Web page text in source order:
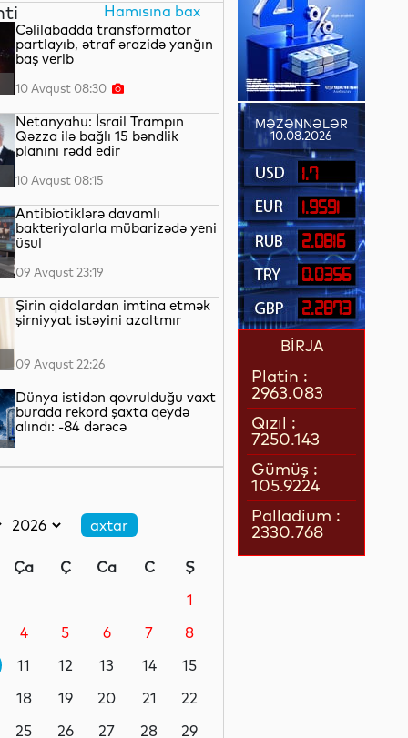
Hamısına bax
Cəlilabadda transformator
partlayıb, ətraf ərazidə yanğın
baş verib
10 Avqust 08:30
Netanyahu: İsrail Trampın
Qəzza ilə bağlı 15 bəndlik
planını rədd edir
10 Avqust 08:15
Antibiotiklərə davamlı
bakteriyalarla mübarizədə yeni
üsul
09 Avqust 23:19
Şirin qidalardan imtina etmək
şirniyyat istəyini azaltmır
09 Avqust 22:26
Dünya istidən qovrulduğu vaxt
burada rekord şaxta qeydə
alındı: -84 dərəcə
qaydalar
09 Avqust 19:24
Bolqarıstanda Dunay çayında
enib
09 Avqust 18:49
Ça Ç Ca C
Ş
1
4 5 6 7
8
11 12 13 14
15
18 19 20 21
22
25 26 27 28
29
MƏZƏNNƏLƏR
10.08.2026
1.7
1.9591
2.0816
0.0356
2.2873
BİRJA
Platin :
2963.083
Qızıl :
7250.143
Gümüş :
105.9224
Palladium :
2330.768